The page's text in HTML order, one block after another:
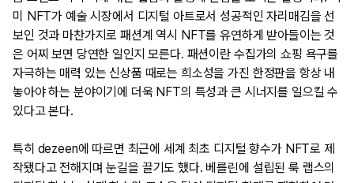
미 NFT가 예술 시장에서 디지털 아트로서 성공적인 자리매김을 선
보인 것과 마찬가지로 패션계 역시 NFT를 유연하게 받아들이는 것
은 어찌 보면 당연한 일인지 모른다. 패션이란 수집가의 쇼핑 욕구를
자극하는 매력 있는 신상품 때로는 희소성을 가진 한정판을 항상 내
놓아야 하는 분야이기에 더욱 NFT의 특성과 큰 시너지를 일으킬 수
있다고 본다.
특히 dezeen에 따르면 최근에 세계 최초 디지털 향수가 NFT로 제
작됐다고 전해지며 눈길을 끌기도 했다. 베를린에 설립된 룩 랩스의